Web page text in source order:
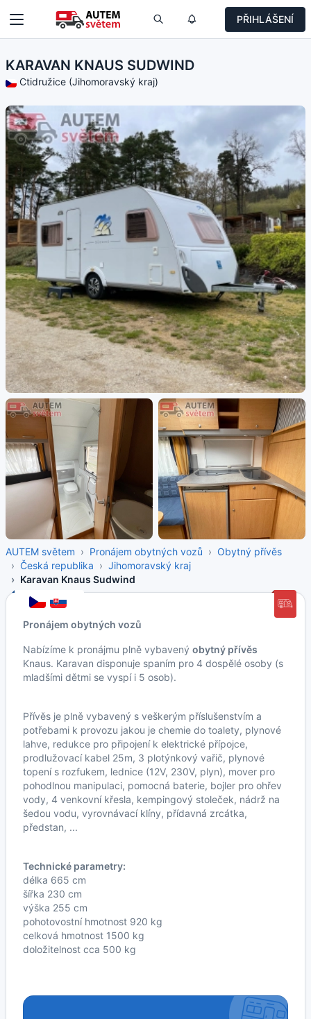
PŘIHLÁŠENÍ
KARAVAN KNAUS SUDWIND
Ctidružice (Jihomoravský kraj)
AUTEM světem Pronájem obytných vozů
Obytný přívěs
Česká republika
Jihomoravský kraj
Karavan Knaus Sudwind
Pronájem obytných vozů
Nabízíme k pronájmu plně vybavený obytný přívěs
Knaus. Karavan disponuje spaním pro 4 dospělé osoby (s
mladšími dětmi se vyspí i 5 osob).
Přívěs je plně vybavený s veškerým příslušenstvím a
potřebami k provozu jakou je chemie do toalety, plynové
lahve, redukce pro připojení k elektrické přípojce,
prodlužovací kabel 25m, 3 plotýnkový vařič, plynové
topení s rozfukem, lednice (12V, 230V, plyn), mover pro
pohodlnou manipulaci, pomocná baterie, bojler pro ohřev
vody, 4 venkovní křesla, kempingový stoleček, nádrž na
šedou vodu, vyrovnávací klíny, přídavná zrcátka,
předstan, ...
Technické parametry:
délka 665 cm
šířka 230 cm
výška 255 cm
pohotovostní hmotnost 920 kg
celková hmotnost 1500 kg
doložitelnost cca 500 kg